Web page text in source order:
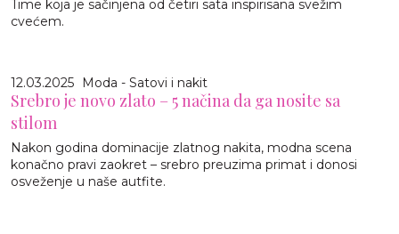
Time koja je sačinjena od četiri sata inspirisana svežim
cvećem.
12.03.2025 Moda - Satovi i nakit
Srebro je novo zlato – 5 načina da ga nosite sa
stilom
Nakon godina dominacije zlatnog nakita, modna scena
konačno pravi zaokret – srebro preuzima primat i donosi
osveženje u naše autfite.